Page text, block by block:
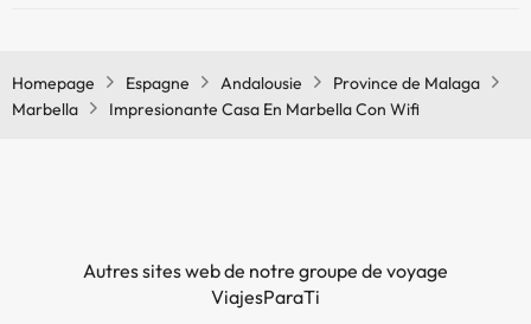
Homepage
Espagne Andalousie
Province de Malaga
Marbella
Impresionante Casa En Marbella Con Wifi
Autres sites web de notre groupe de voyage
ViajesParaTi